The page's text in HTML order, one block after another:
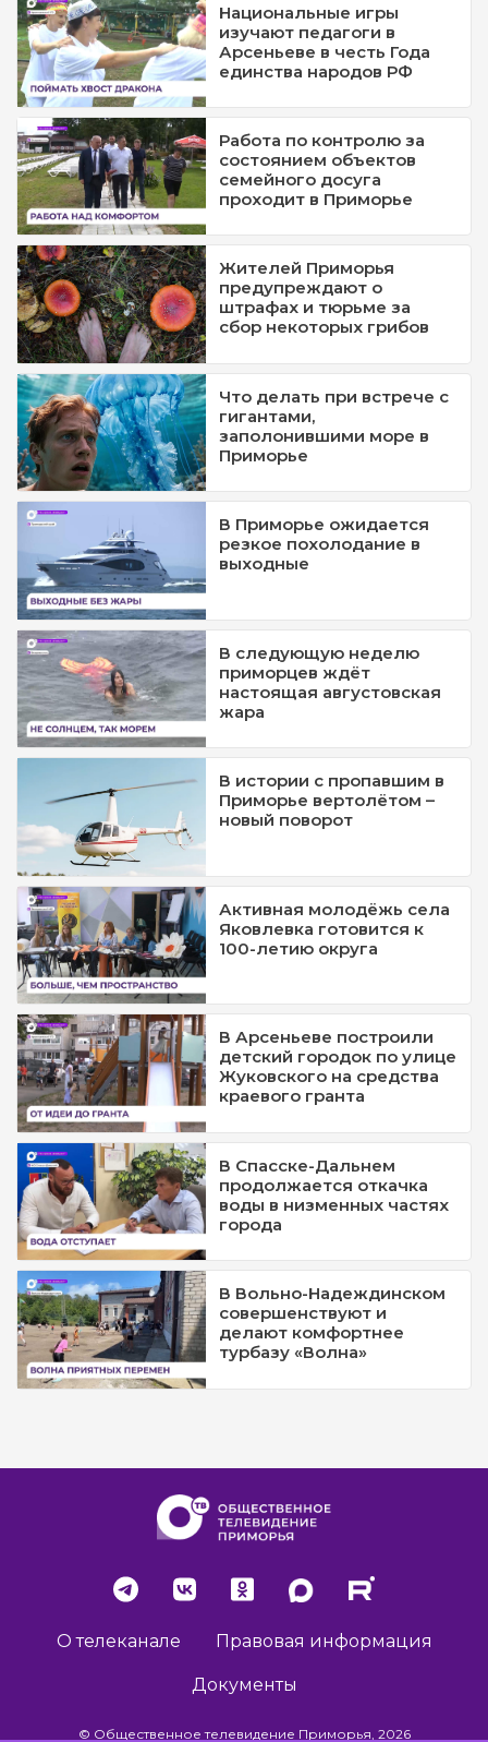
Национальные игры
изучают педагоги в
Арсеньеве в честь Года
единства народов РФ
Работа по контролю за
состоянием объектов
семейного досуга
проходит в Приморье
Жителей Приморья
предупреждают о
штрафах и тюрьме за
сбор некоторых грибов
Что делать при встрече с
гигантами,
заполонившими море в
Приморье
В Приморье ожидается
резкое похолодание в
выходные
В следующую неделю
приморцев ждёт
настоящая августовская
жара
В истории с пропавшим в
Приморье вертолётом –
новый поворот
Активная молодёжь села
Яковлевка готовится к
100-летию округа
В Арсеньеве построили
детский городок по улице
Жуковского на средства
краевого гранта
В Спасске-Дальнем
продолжается откачка
воды в низменных частях
города
В Вольно-Надеждинском
совершенствуют и
делают комфортнее
турбазу «Волна»
О телеканале Правовая информация
Документы
© Общественное телевидение Приморья, 2026